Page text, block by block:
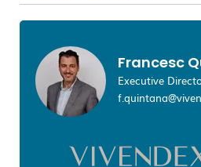
Francesc
Executive